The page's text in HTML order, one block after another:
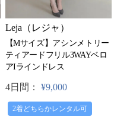
Leja（レジャ）
【Mサイズ】アシンメトリー
ティアードフリル3WAYベロ
アIラインドレス
4日間： ¥9,000
2着どちらかレンタル可